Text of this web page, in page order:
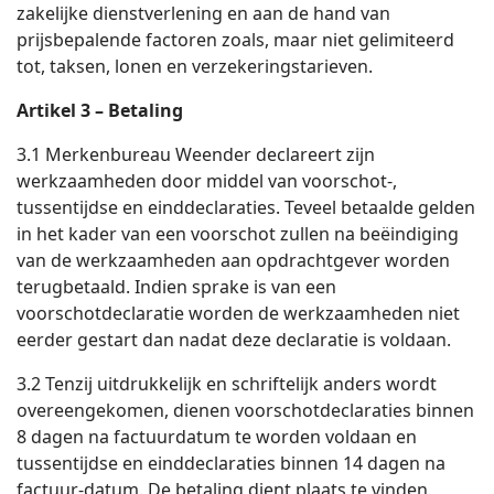
zakelijke dienstverlening en aan de hand van
prijsbepalende factoren zoals, maar niet gelimiteerd
tot, taksen, lonen en verzekeringstarieven.
Artikel 3 – Betaling
3.1 Merkenbureau Weender declareert zijn
werkzaamheden door middel van voorschot-,
tussentijdse en einddeclaraties. Teveel betaalde gelden
in het kader van een voorschot zullen na beëindiging
van de werkzaamheden aan opdrachtgever worden
terugbetaald. Indien sprake is van een
voorschotdeclaratie worden de werkzaamheden niet
eerder gestart dan nadat deze declaratie is voldaan.
3.2 Tenzij uitdrukkelijk en schriftelijk anders wordt
overeengekomen, dienen voorschotdeclaraties binnen
8 dagen na factuurdatum te worden voldaan en
tussentijdse en einddeclaraties binnen 14 dagen na